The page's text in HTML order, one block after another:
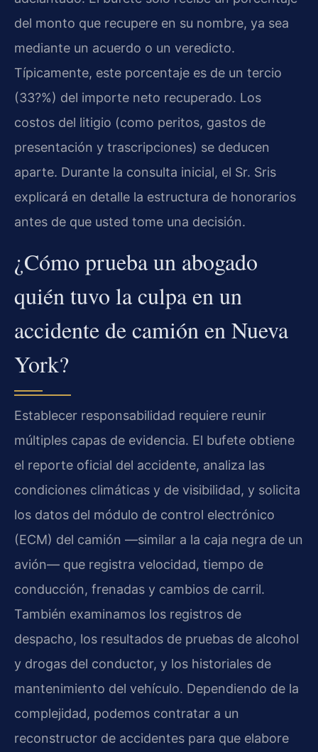
del monto que recupere en su nombre, ya sea
mediante un acuerdo o un veredicto.
Típicamente, este porcentaje es de un tercio
(33?%) del importe neto recuperado. Los
costos del litigio (como peritos, gastos de
presentación y trascripciones) se deducen
aparte. Durante la consulta inicial, el Sr. Sris
explicará en detalle la estructura de honorarios
antes de que usted tome una decisión.
¿Cómo prueba un abogado
quién tuvo la culpa en un
accidente de camión en Nueva
York?
Establecer responsabilidad requiere reunir
múltiples capas de evidencia. El bufete obtiene
el reporte oficial del accidente, analiza las
condiciones climáticas y de visibilidad, y solicita
los datos del módulo de control electrónico
(ECM) del camión —similar a la caja negra de un
avión— que registra velocidad, tiempo de
conducción, frenadas y cambios de carril.
También examinamos los registros de
despacho, los resultados de pruebas de alcohol
y drogas del conductor, y los historiales de
mantenimiento del vehículo. Dependiendo de la
complejidad, podemos contratar a un
reconstructor de accidentes para que elabore